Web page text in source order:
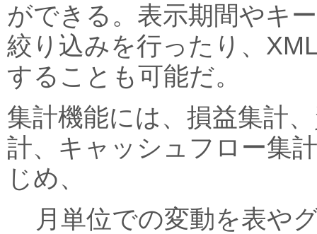
ができる。表示期間やキ
絞り込みを行ったり、
することも可能だ。
集計機能には、損益集計
計、キャッシュフロー集
じめ、
月単位での変動を表や